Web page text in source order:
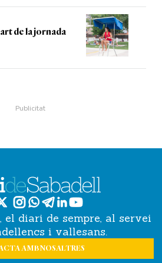
de la jornada
el diari de sempre, al servei
i vallesans.
AMB NOSALTRES